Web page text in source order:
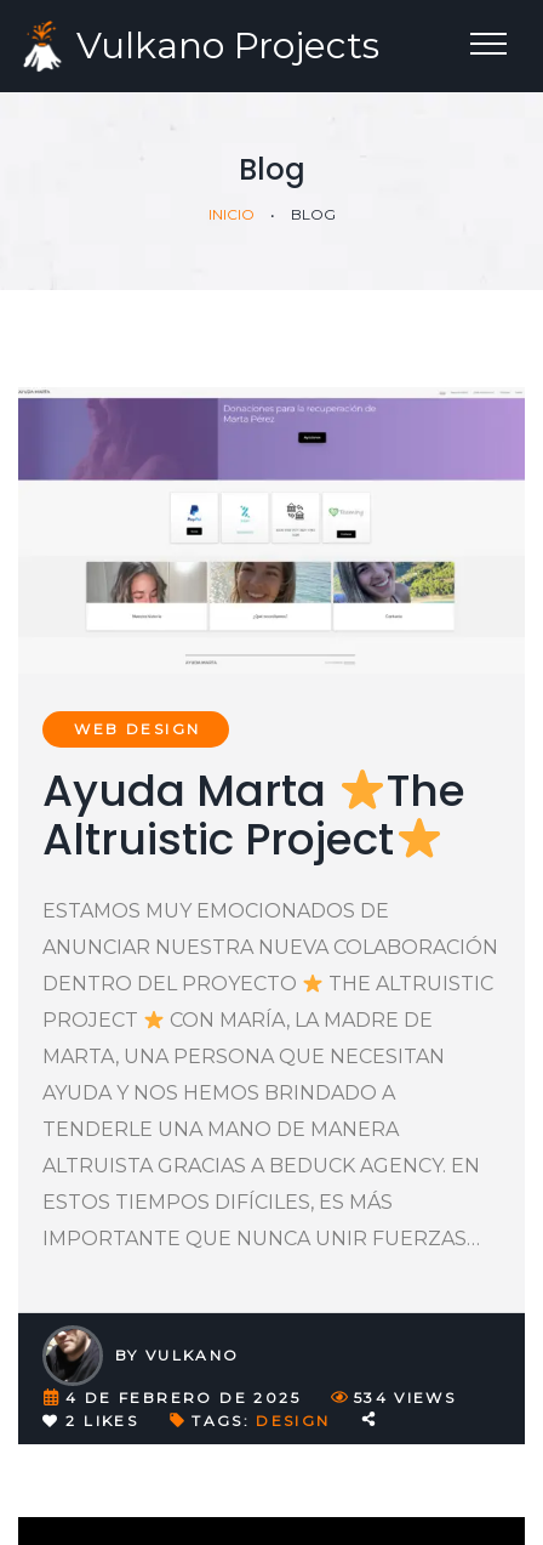
Vulkano Projects
Blog
INICIO • BLOG
WEB DESIGN
Ayuda Marta The
Altruistic Project
ESTAMOS MUY EMOCIONADOS DE
ANUNCIAR NUESTRA NUEVA COLABORACIÓN
DENTRO DEL PROYECTO
THE ALTRUISTIC
PROJECT
CON MARÍA, LA MADRE DE
MARTA, UNA PERSONA QUE NECESITAN
AYUDA Y NOS HEMOS BRINDADO A
TENDERLE UNA MANO DE MANERA
ALTRUISTA GRACIAS A BEDUCK AGENCY. EN
ESTOS TIEMPOS DIFÍCILES, ES MÁS
IMPORTANTE QUE NUNCA UNIR FUERZAS…
BY VULKANO
4 DE FEBRERO DE 2025 534 VIEWS
2 LIKES TAGS: DESIGN